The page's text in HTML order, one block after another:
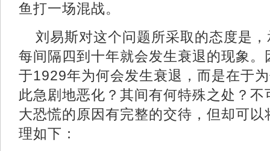
鱼打一场混战。
刘易斯对这个问题所采取的态度是
每间隔四到十年就会发生衰退的现象
于1929年为何会发生衰退，而是在于
此急剧地恶化？其间有何特殊之处？
大恐慌的原因有完整的交待，但却可
理如下：